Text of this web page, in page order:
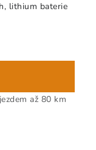
lithium baterie
až 80 km